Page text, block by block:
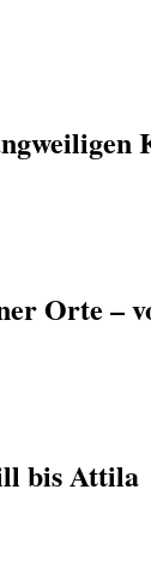
Orte –
bis Attila